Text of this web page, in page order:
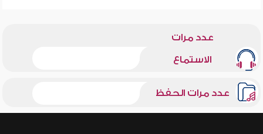
عدد مرات
الاستماع
عدد مرات الحفظ